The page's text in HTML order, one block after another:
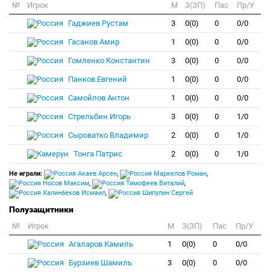
№ Игрок M З(ЗП) Пас
Пр/У
Гаджиев Рустам
3 0(0) 0 0/0
Гасанов Амир 1 0(0) 0 0/0
Гомленко Константин 3 0(0) 0 0/0
Панков Евгений 1 0(0) 0 0/0
Самойлов Антон 1 0(0) 0 0/0
Стрельбин Игорь 3 0(0) 0 1/0
Сыроватко Владимир 2 0(0) 0 1/0
Тонга Патрис 2 0(0) 0 1/0
Не играли: Акаев Арсен, Маркелов Роман,
Носов Максим, Тимофеев Виталий,
Халинбеков Исмаил, Шипулин Сергей
Полузащитники
№ Игрок M З(ЗП) Пас
Пр/У
Агаларов Камиль
1 0(0) 0 0/0
Бурзиев Шамиль 3 0(0) 0 0/0